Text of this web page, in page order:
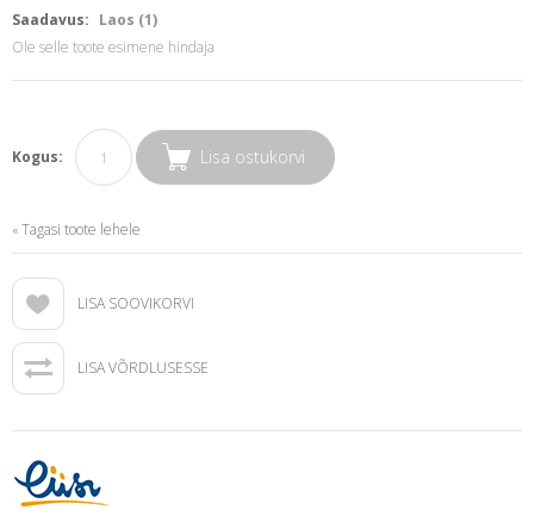
Saadavus: Laos (1)
Ole selle toote esimene hindaja
Kogus: Lisa ostukorvi
« Tagasi toote lehele
LISA SOOVIKORVI
LISA VÕRDLUSESSE